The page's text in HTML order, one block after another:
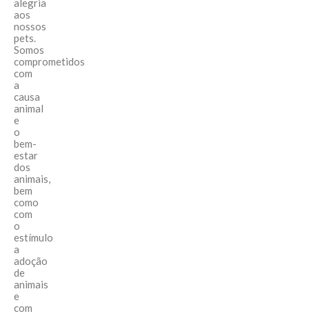
alegria
aos
nossos
pets.
Somos
comprometidos
com
a
causa
animal
e
o
bem-
estar
dos
animais,
bem
como
com
o
estímulo
a
adoção
de
animais
e
com